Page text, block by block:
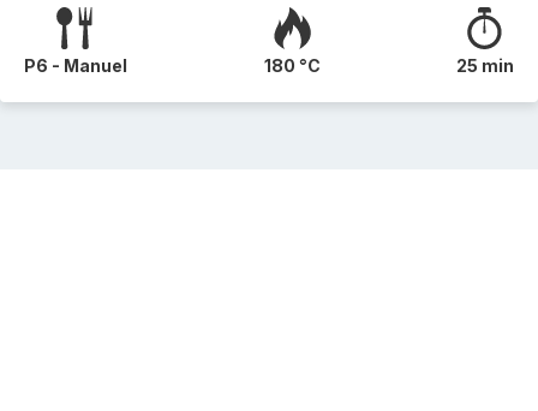
P6 - Manuel 180 °C 25 min